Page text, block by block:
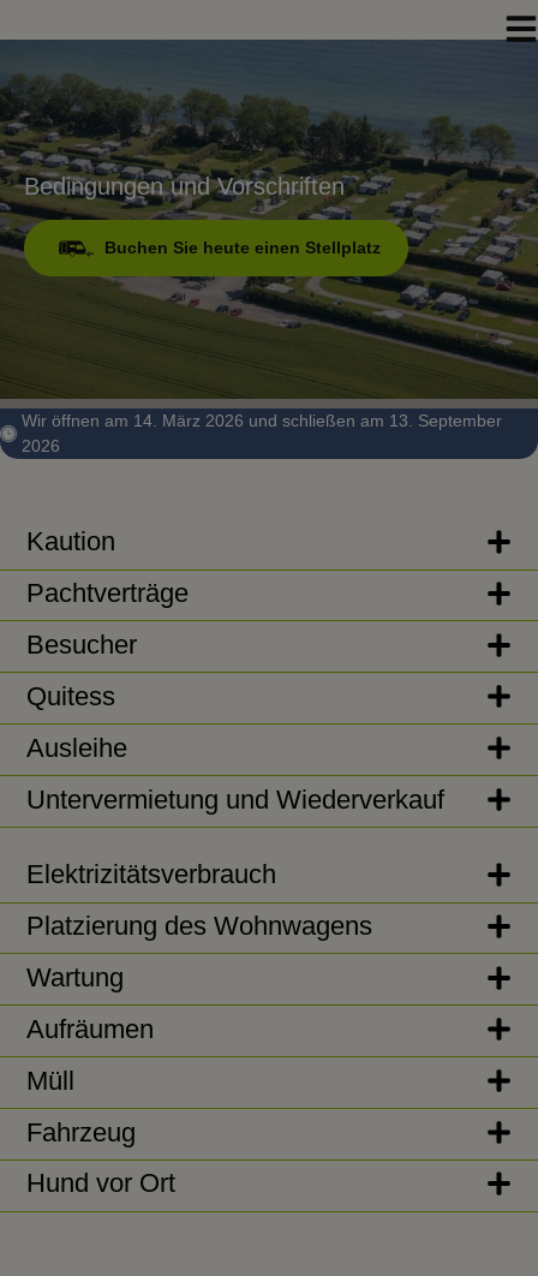
til
Bedingungen und Vorschriften
Buchen Sie heute einen Stellplatz
Wir öffnen am 14. März 2026 und schließen am 13. September
2026
Kaution
Pachtverträge
Besucher
Quitess
Ausleihe
Untervermietung und Wiederverkauf
Elektrizitätsverbrauch
Platzierung des Wohnwagens
Wartung
Aufräumen
Müll
Fahrzeug
Hund vor Ort